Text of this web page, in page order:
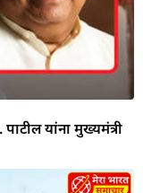
यांना मुख्यमंत्री